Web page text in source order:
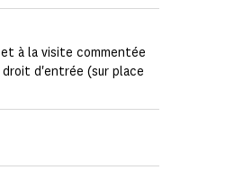
à la visite commentée
d'entrée (sur place